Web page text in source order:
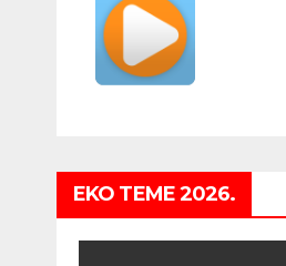
EKO TEME 2026.